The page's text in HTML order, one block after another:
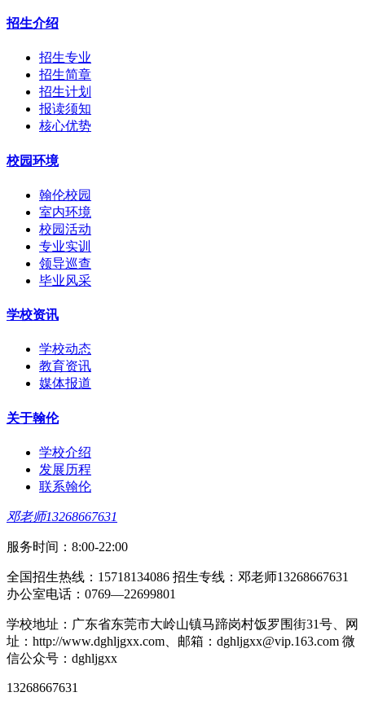
招生介绍
招生专业
招生简章
招生计划
报读须知
核心优势
校园环境
翰伦校园
室内环境
校园活动
专业实训
领导巡查
毕业风采
学校资讯
学校动态
教育资讯
媒体报道
关于翰伦
学校介绍
发展历程
联系翰伦
邓老师13268667631
服务时间：8:00-22:00
全国招生热线：15718134086 招生专线：邓老师13268667631
办公室电话：0769—22699801
学校地址：广东省东莞市大岭山镇马蹄岗村饭罗围街31号、网
址：http://www.dghljgxx.com、邮箱：dghljgxx@vip.163.com 微
信公众号：dghljgxx
13268667631